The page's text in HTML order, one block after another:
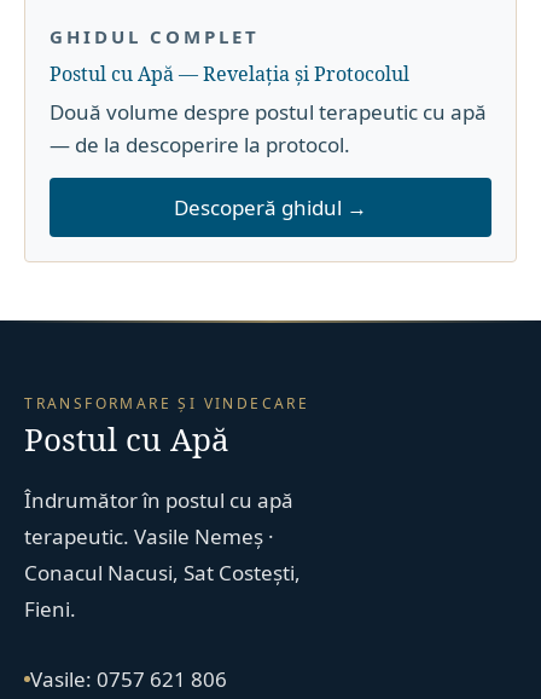
GHIDUL COMPLET
Postul cu Apă — Revelația și Protocolul
Două volume despre postul terapeutic cu apă
— de la descoperire la protocol.
Descoperă ghidul →
TRANSFORMARE ȘI VINDECARE
Postul cu Apă
Îndrumător în postul cu apă
terapeutic. Vasile Nemeș ·
Conacul Nacusi, Sat Costești,
Fieni.
Vasile: 0757 621 806